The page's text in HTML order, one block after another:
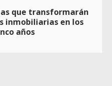
que transformarán
inmobiliarias en los
años